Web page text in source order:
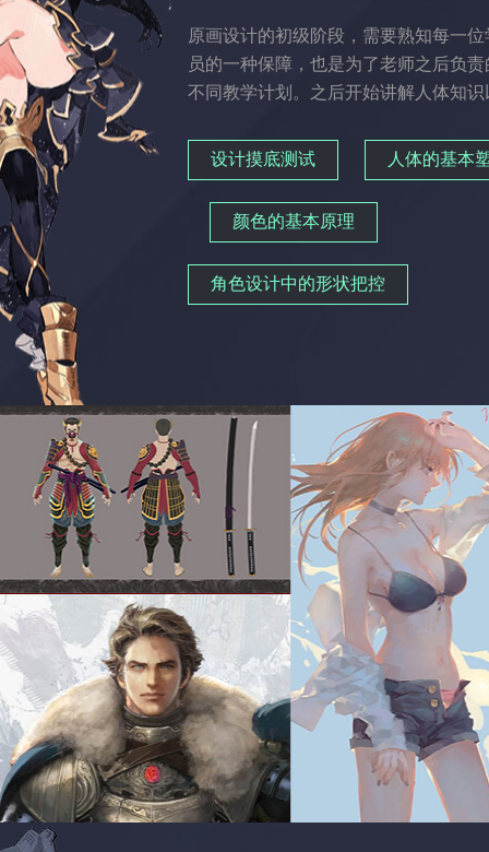
原画设计的初级阶段，需要熟知每一
员的一种保障，也是为了老师之后负
不同教学计划。之后开始讲解人体知
设计摸底测试 人体的基本
颜色的基本原理
角色设计中的形状把控